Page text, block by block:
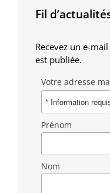
Fil
Recevez un e-
est publiée.
Votre adresse
Prénom
Nom